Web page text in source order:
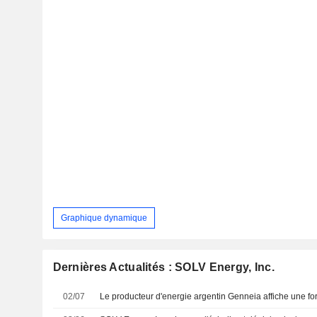
Graphique dynamique
Dernières Actualités : SOLV Energy, Inc.
02/07